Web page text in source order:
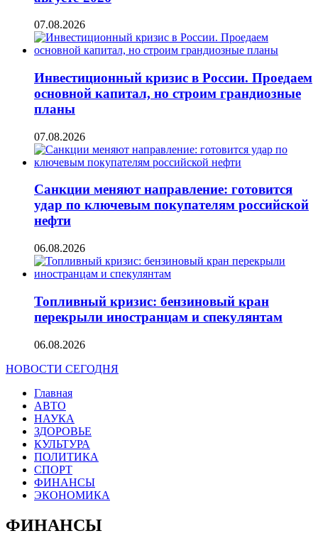
07.08.2026
Инвестиционный кризис в России. Проедаем
основной капитал, но строим грандиозные
планы
07.08.2026
Санкции меняют направление: готовится
удар по ключевым покупателям российской
нефти
06.08.2026
Топливный кризис: бензиновый кран
перекрыли иностранцам и спекулянтам
06.08.2026
НОВОСТИ СЕГОДНЯ
Главная
АВТО
НАУКА
ЗДОРОВЬЕ
КУЛЬТУРА
ПОЛИТИКА
СПОРТ
ФИНАНСЫ
ЭКОНОМИКА
ФИНАНСЫ